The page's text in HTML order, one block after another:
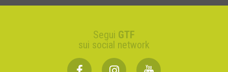
Segui GTF
sui social network